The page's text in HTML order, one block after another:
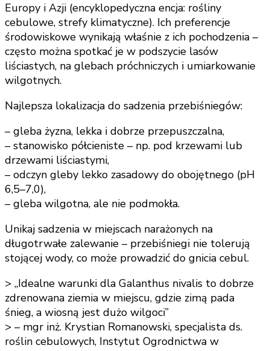
Europy i Azji (encyklopedyczna encja: rośliny
cebulowe, strefy klimatyczne). Ich preferencje
środowiskowe wynikają właśnie z ich pochodzenia –
często można spotkać je w podszycie lasów
liściastych, na glebach próchniczych i umiarkowanie
wilgotnych.
Najlepsza lokalizacja do sadzenia przebiśniegów:
– gleba żyzna, lekka i dobrze przepuszczalna,
– stanowisko półcieniste – np. pod krzewami lub
drzewami liściastymi,
– odczyn gleby lekko zasadowy do obojętnego (pH
6,5–7,0),
– gleba wilgotna, ale nie podmokła.
Unikaj sadzenia w miejscach narażonych na
długotrwałe zalewanie – przebiśniegi nie tolerują
stojącej wody, co może prowadzić do gnicia cebul.
> „Idealne warunki dla Galanthus nivalis to dobrze
zdrenowana ziemia w miejscu, gdzie zimą pada
śnieg, a wiosną jest dużo wilgoci”
> – mgr inż. Krystian Romanowski, specjalista ds.
roślin cebulowych, Instytut Ogrodnictwa w